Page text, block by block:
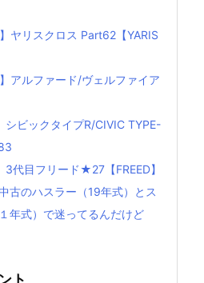
】ヤリスクロス Part62【YARIS
】アルファード/ヴェルファイア
シビックタイプR/CIVIC TYPE-
3代目フリード★27【FREED】
古のハスラー（19年式）とス
年式）で迷ってるんだけど
ト